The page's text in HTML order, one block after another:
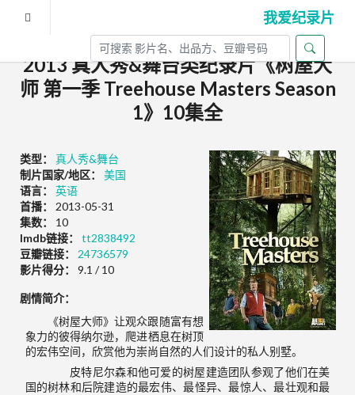
我爱纪录片
2013 真人秀&舞台类纪录片《树屋大
师 第一季 Treehouse Masters Season
1》10集全
类型：
真人秀&舞台
制片国家/地区：
美国
语言：
英语
首播：
2013-05-31
集数：
10
Imdb链接：
tt2838492
豆瓣链接：
24736579
影片得分：
9.1 / 10
剧情简介：
《树屋大师》让观众跟随富有想
象力的彼得纳尔逊，爬进栖息在树顶
的宏伟空间，欣赏他为崇尚自然的人们设计的私人别墅。
皮特尼尔森和他可爱的树屋建造团队参观了他们在美
国的树林和后院建造的最宏伟、最怪异、最惊人、最壮观和最